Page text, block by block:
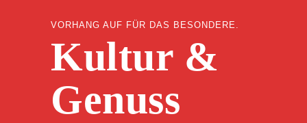
VORHANG AUF FÜR DAS BESONDERE.
Kultur &
Genuss